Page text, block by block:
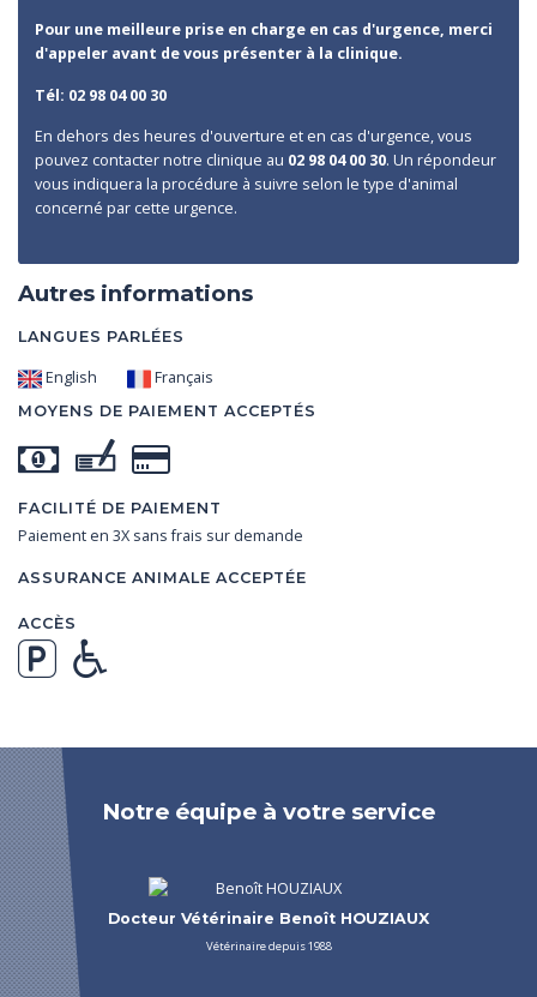
Pour une meilleure prise en charge en cas d'urgence, merci
d'appeler avant de vous présenter à la clinique.
Tél: 02 98 04 00 30
En dehors des heures d'ouverture et en cas d'urgence, vous
pouvez contacter notre clinique au 02 98 04 00 30. Un répondeur
vous indiquera la procédure à suivre selon le type d'animal
concerné par cette urgence.
Autres informations
LANGUES PARLÉES
English Français
MOYENS DE PAIEMENT ACCEPTÉS
FACILITÉ DE PAIEMENT
Paiement en 3X sans frais sur demande
ASSURANCE ANIMALE ACCEPTÉE
ACCÈS
Notre équipe à votre service
Docteur Vétérinaire Benoît HOUZIAUX
Vétérinaire depuis 1988